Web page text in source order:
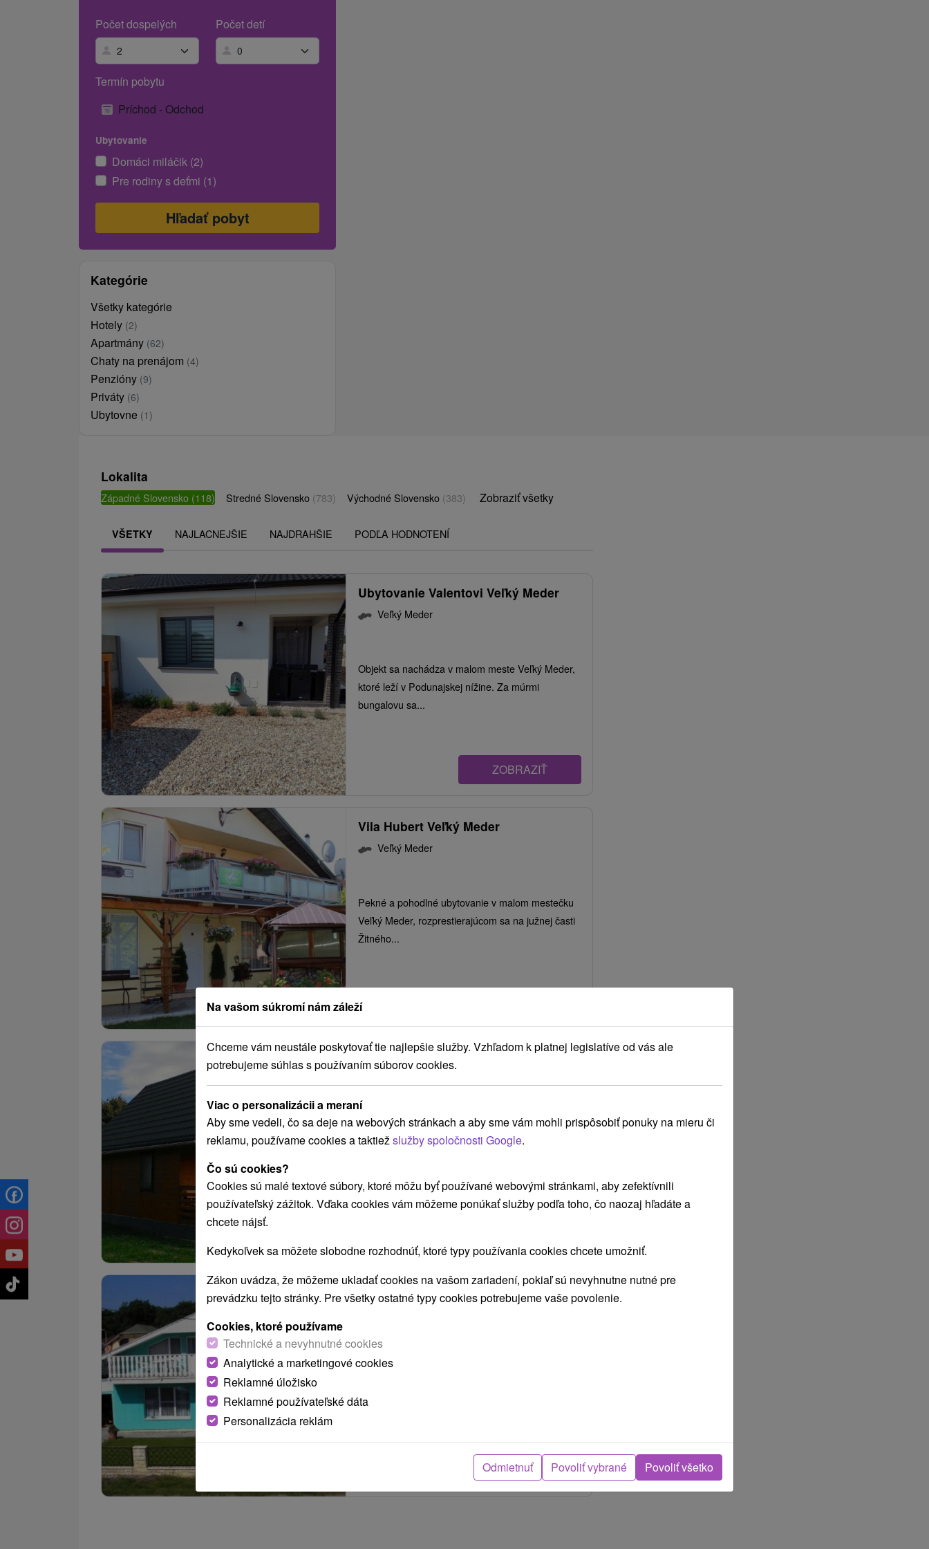
Počet dospelých
Počet detí
Termín pobytu
Príchod - Odchod
Ubytovanie
Domáci miláčik (2)
Pre rodiny s deťmi (1)
Kategórie
Všetky kategórie
Hotely (2)
Apartmány (62)
Chaty na prenájom (4)
Penzióny (9)
Priváty (6)
Ubytovne (1)
Lokalita
Západné Slovensko (118) Stredné Slovensko (783) Východné Slovensko (383) Zobraziť všetky
VŠETKY NAJLACNEJŠIE NAJDRAHŠIE PODĽA HODNOTENÍ
Ubytovanie Valentovi Veľký Meder
Veľký Meder
Objekt sa nachádza v malom meste Veľký Meder,
ktoré leží v Podunajskej nížine. Za múrmi
bungalovu sa...
ZOBRAZIŤ
Vila Hubert Veľký Meder
Veľký Meder
Pekné a pohodlné ubytovanie v malom mestečku
Veľký Meder, rozprestierajúcom sa na južnej časti
Žitného...
Chata Holiarka Veľký Meder
Veľký Meder
Drevenica sa nachádza vo vyhľadávanej lokalite
Chalupa Polák Veľký Meder
Pekné a pohodlné ubytovanie len pár krokov od
vo Veľkom...
ZOBRAZIŤ
Na vašom súkromí nám záleží
Chceme vám neustále poskytovať tie najlepšie služby. Vzhľadom k platnej legislatíve od vás ale
potrebujeme súhlas s používaním súborov cookies.
Viac o personalizácii a meraní
Aby sme vedeli, čo sa deje na webových stránkach a aby sme vám mohli prispôsobiť ponuky na mieru či
reklamu, používame cookies a taktiež služby spoločnosti Google.
Čo sú cookies?
Cookies sú malé textové súbory, ktoré môžu byť používané webovými stránkami, aby zefektívnili
používateľský zážitok. Vďaka cookies vám môžeme ponúkať služby podľa toho, čo naozaj hľadáte a
chcete nájsť.
Kedykoľvek sa môžete slobodne rozhodnúť, ktoré typy používania cookies chcete umožniť.
Zákon uvádza, že môžeme ukladať cookies na vašom zariadení, pokiaľ sú nevyhnutne nutné pre
prevádzku tejto stránky. Pre všetky ostatné typy cookies potrebujeme vaše povolenie.
Cookies, ktoré používame
Technické a nevyhnutné cookies
Analytické a marketingové cookies
Reklamné úložisko
Reklamné používateľské dáta
Personalizácia reklám
Odmietnuť Povoliť vybrané Povoliť všetko